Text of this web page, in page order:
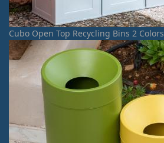
Cubo Open Top Recycling Bins 2 Colors